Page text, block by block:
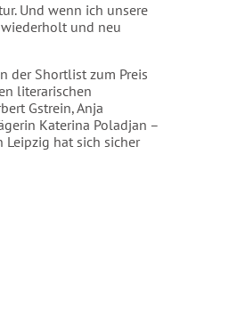
Und wenn ich unsere
und neu
der Shortlist zum Preis
literarischen
Gstrein, Anja
Katerina Poladjan –
Leipzig hat sich sicher